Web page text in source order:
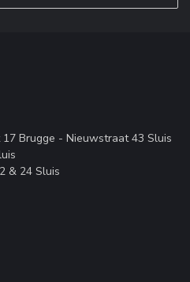
Brugge - Nieuwstraat 43 Sluis
& 24 Sluis